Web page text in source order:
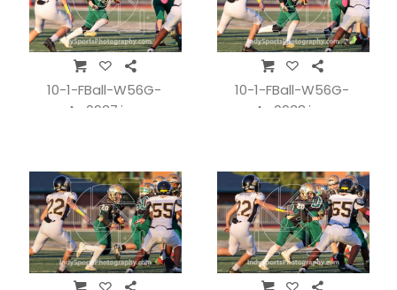
10-1-FBall-W56G-
A_0937.jpg
10-1-FBall-W56G-
A_0938.jpg